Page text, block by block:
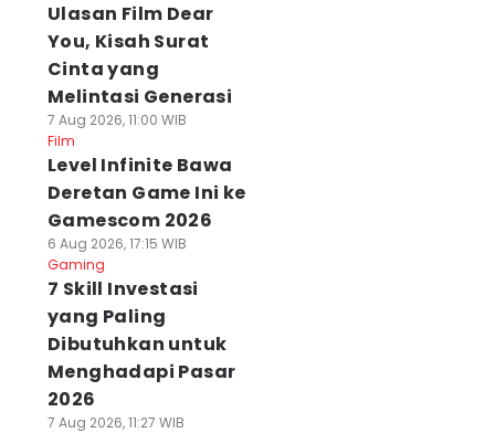
Ulasan Film Dear
You, Kisah Surat
Cinta yang
Melintasi Generasi
7 Aug 2026, 11:00 WIB
Film
Level Infinite Bawa
Deretan Game Ini ke
Gamescom 2026
6 Aug 2026, 17:15 WIB
Gaming
7 Skill Investasi
yang Paling
Dibutuhkan untuk
Menghadapi Pasar
2026
7 Aug 2026, 11:27 WIB